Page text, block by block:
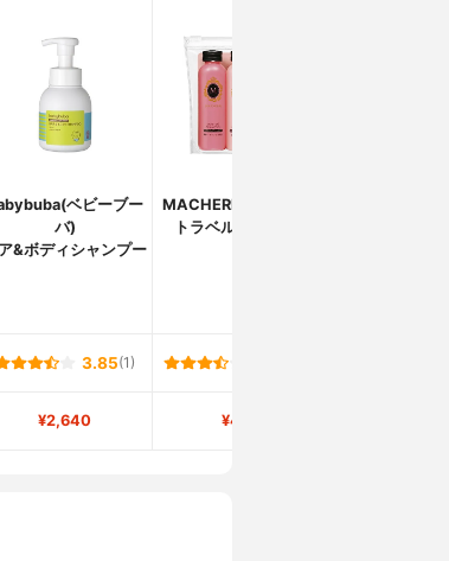
ベビーブー
バ)
&ボディシャンプー
MACHERIE(マシェリ)
トラベルセット EX
3.85(1)
¥2,640 ¥468